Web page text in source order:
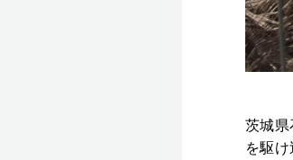
茨城県
を駆